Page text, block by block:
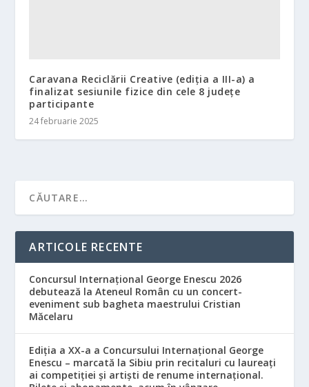
Caravana Reciclării Creative (ediția a III-a) a
finalizat sesiunile fizice din cele 8 județe
participante
24 februarie 2025
ARTICOLE RECENTE
Concursul Internațional George Enescu 2026
debutează la Ateneul Român cu un concert-
eveniment sub bagheta maestrului Cristian
Măcelaru
Ediția a XX-a a Concursului Internațional George
Enescu – marcată la Sibiu prin recitaluri cu laureați
ai competiției și artiști de renume internațional.